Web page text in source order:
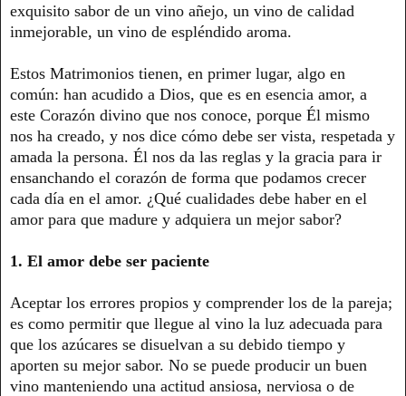
exquisito sabor de un vino añejo, un vino de calidad
inmejorable, un vino de espléndido aroma.
Estos Matrimonios tienen, en primer lugar, algo en
común: han acudido a Dios, que es en esencia amor, a
este Corazón divino que nos conoce, porque Él mismo
nos ha creado, y nos dice cómo debe ser vista, respetada y
amada la persona. Él nos da las reglas y la gracia para ir
ensanchando el corazón de forma que podamos crecer
cada día en el amor. ¿Qué cualidades debe haber en el
amor para que madure y adquiera un mejor sabor?
1. El amor debe ser paciente
Aceptar los errores propios y comprender los de la pareja;
es como permitir que llegue al vino la luz adecuada para
que los azúcares se disuelvan a su debido tiempo y
aporten su mejor sabor. No se puede producir un buen
vino manteniendo una actitud ansiosa, nerviosa o de